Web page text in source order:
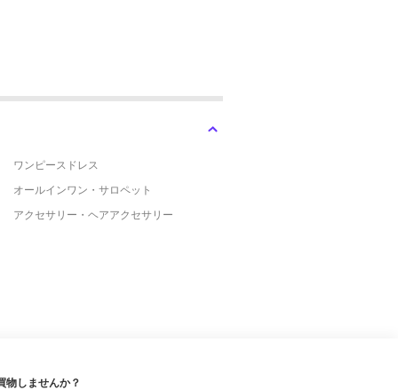
ワンピースドレス
オールインワン・サロペット
アクセサリー・ヘアアクセサリー
物しませんか？